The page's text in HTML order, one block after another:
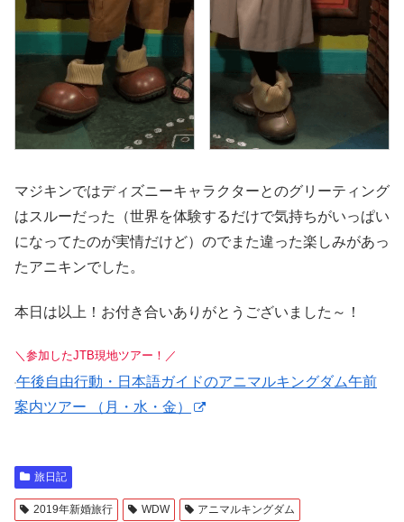
マジキンではディズニーキャラクターとのグリーティング
はスルーだった（世界を体験するだけで気持ちがいっぱい
になってたのが実情だけど）のでまた違った楽しみがあっ
たアニキンでした。
本日は以上！お付き合いありがとうございました～！
＼参加したJTB現地ツアー！／
午後自由行動・日本語ガイドのアニマルキングダム午前
案内ツアー （月・水・金）
旅日記
2019年新婚旅行 WDW
アニマルキングダム